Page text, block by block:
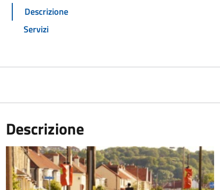
Descrizione
Servizi
Descrizione